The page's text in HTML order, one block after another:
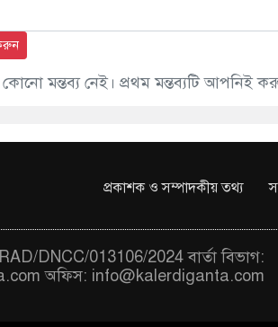
মন্তব্য নেই। প্রথম মন্তব্যটি আপনিই
প্রকাশক ও সম্পাদকীয় তথ্য
DNCC/013106/2024 বার্তা বিভাগ:
অফিস: info@kalerdiganta.com